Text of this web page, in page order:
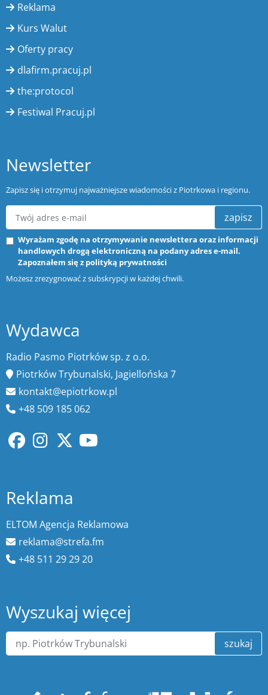
Reklama
Kurs Walut
Oferty pracy
dlafirm.pracuj.pl
the:protocol
Festiwal Pracuj.pl
Newsletter
Zapisz się i otrzymuj najważniejsze wiadomości z Piotrkowa i regionu.
zapisz
Wyrażam zgodę na otrzymywanie newslettera oraz informacji
handlowych drogą elektroniczną na podany adres e-mail.
Zapoznałem się z polityką prywatności
Możesz zrezygnować z subskrypcji w każdej chwili.
Wydawca
Radio Pasmo Piotrków sp. z o.o.
Piotrków Trybunalski, Jagiellońska 7
kontakt@epiotrkow.pl
+48 509 185 062
Reklama
ELTOM Agencja Reklamowa
reklama@strefa.fm
+48 511 29 29 20
Wyszukaj więcej
szukaj